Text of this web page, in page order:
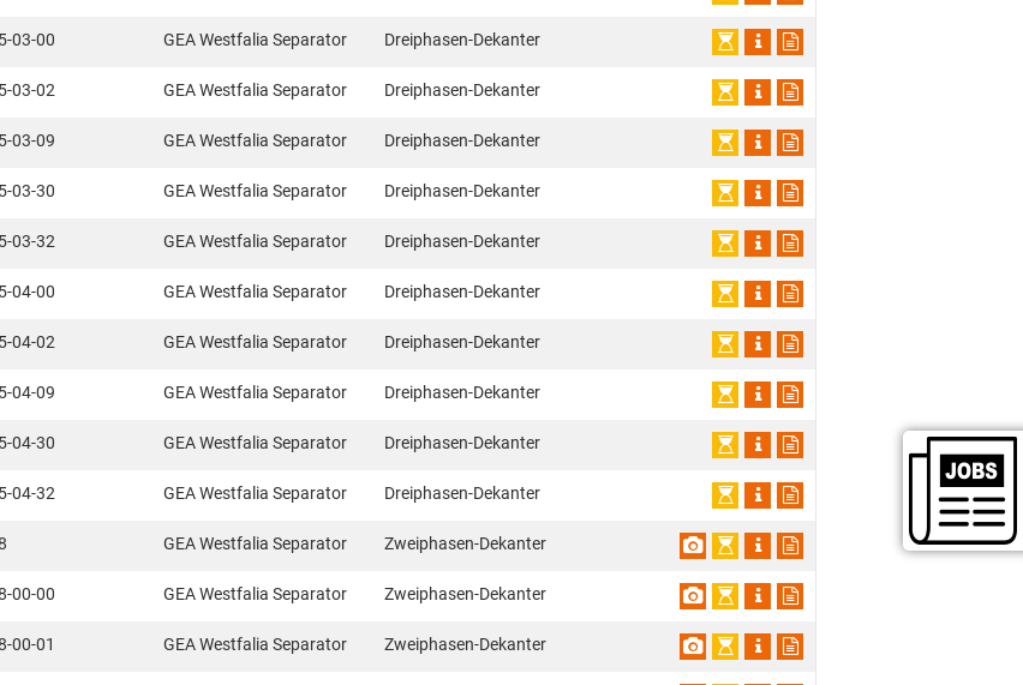
03-00 GEA Westfalia Separator Dreiphasen-Dekanter
03-02 GEA Westfalia Separator Dreiphasen-Dekanter
03-09 GEA Westfalia Separator Dreiphasen-Dekanter
03-30 GEA Westfalia Separator Dreiphasen-Dekanter
03-32 GEA Westfalia Separator Dreiphasen-Dekanter
04-00 GEA Westfalia Separator Dreiphasen-Dekanter
04-02 GEA Westfalia Separator Dreiphasen-Dekanter
04-09 GEA Westfalia Separator Dreiphasen-Dekanter
04-30 GEA Westfalia Separator Dreiphasen-Dekanter
04-32 GEA Westfalia Separator Dreiphasen-Dekanter
GEA Westfalia Separator Zweiphasen-Dekanter
00-00 GEA Westfalia Separator Zweiphasen-Dekanter
00-01 GEA Westfalia Separator Zweiphasen-Dekanter